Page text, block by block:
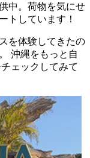
中。荷物を気にせ
トしています！
を体験してきたの
沖縄をもっと自
ェックしてみて